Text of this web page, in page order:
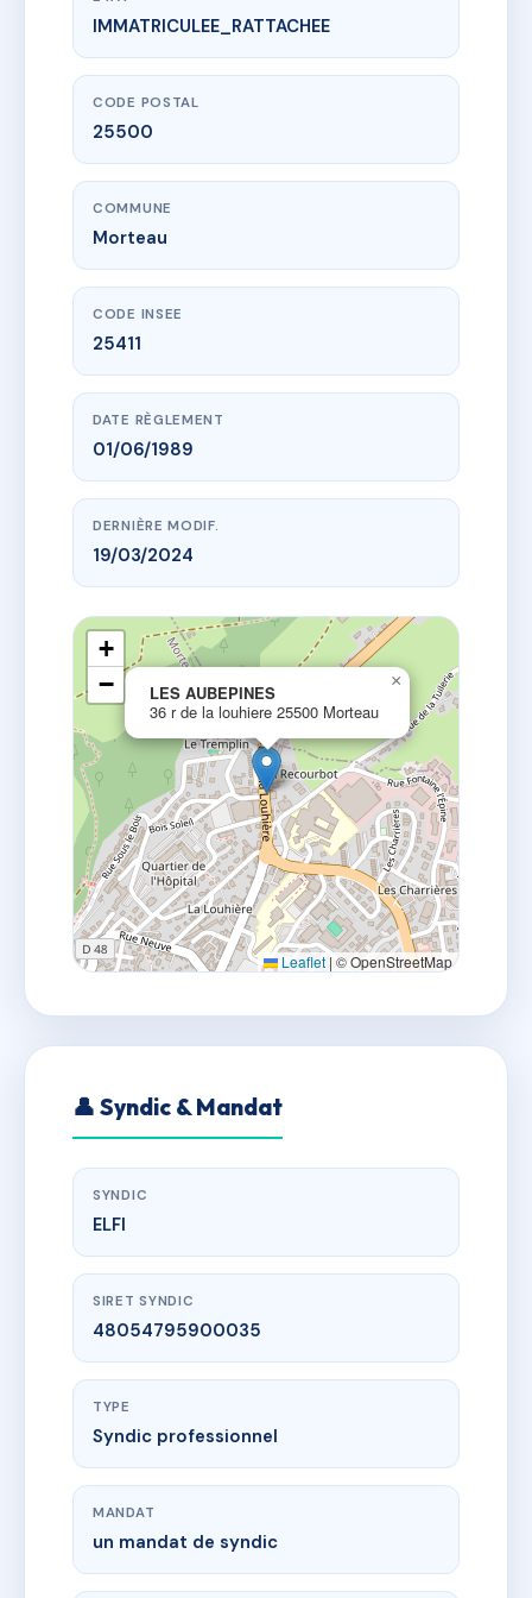
www.vme.plus/AC6621973
LES AUBEPINES
36 r de la louhiere
IMMATRICULEE_RATTACHEE
CODE POSTAL
25500
COMMUNE
Morteau
CODE INSEE
25411
DATE RÈGLEMENT
01/06/1989
DERNIÈRE MODIF.
19/03/2024
LES AUBEPINES
36 r de la louhiere 25500 Morteau
×
+
−
Leaflet | © OpenStreetMap
👤 Syndic & Mandat
SYNDIC
ELFI
SIRET SYNDIC
48054795900035
TYPE
Syndic professionnel
MANDAT
un mandat de syndic